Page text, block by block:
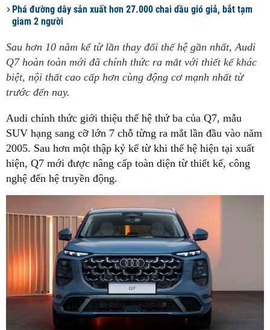
Phá đường dây sản xuất hơn 27.000 chai dầu gió giả, bắt tạm
giam 2 người
Sau hơn 10 năm kể từ lần thay đổi thế hệ gần nhất, Audi
Q7 hoàn toàn mới đã chính thức ra mắt với thiết kế khác
biệt, nội thất cao cấp hơn cùng động cơ mạnh nhất từ
trước đến nay.
Audi chính thức giới thiệu thế hệ thứ ba của Q7, mẫu
SUV hạng sang cỡ lớn 7 chỗ từng ra mắt lần đầu vào năm
2005. Sau hơn một thập kỷ kể từ khi thế hệ hiện tại xuất
hiện, Q7 mới được nâng cấp toàn diện từ thiết kế, công
nghệ đến hệ truyền động.